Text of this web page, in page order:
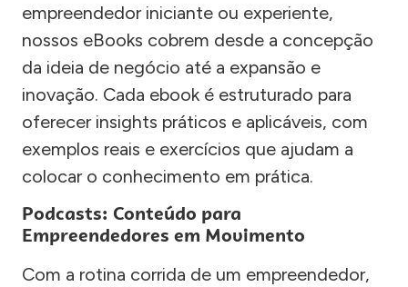
empreendedor iniciante ou experiente,
nossos eBooks cobrem desde a concepção
da ideia de negócio até a expansão e
inovação. Cada ebook é estruturado para
oferecer insights práticos e aplicáveis, com
exemplos reais e exercícios que ajudam a
colocar o conhecimento em prática.
Podcasts: Conteúdo para
Empreendedores em Movimento
Com a rotina corrida de um empreendedor,